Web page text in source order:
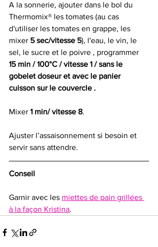
A la sonnerie, ajouter dans le bol du
Thermomix® les tomates (au cas
d'utiliser les tomates en grappe, les
mixer 5 sec/vitesse 5), l'eau, le vin, le
sel, le sucre et le poivre , programmer
15 min / 100°C / vitesse 1 / sans le
gobelet doseur et avec le panier
cuisson sur le couvercle .
Mixer 1 min/ vitesse 8.
Ajuster l’assaisonnement si besoin et
servir sans attendre.
Conseil
Garnir avec les miettes de pain grillées
à la façon Kristina.